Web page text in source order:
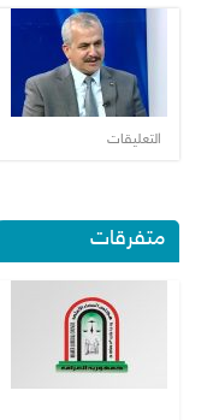
التعليقات
متفرقات